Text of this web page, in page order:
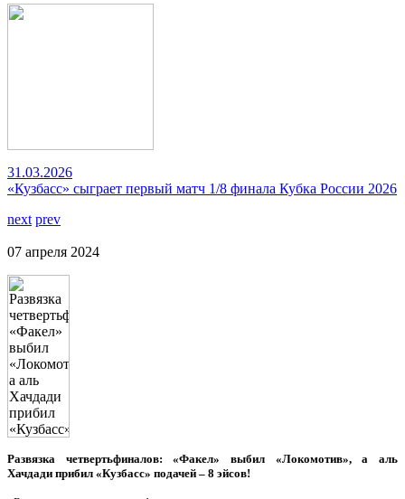
31.03.2026
«Кузбасс» сыграет первый матч 1/8 финала Кубка России 2026
next prev
07 апреля 2024
Развязка четвертьфиналов: «Факел» выбил «Локомотив», а аль
Хачдади прибил «Кузбасс» подачей – 8 эйсов!